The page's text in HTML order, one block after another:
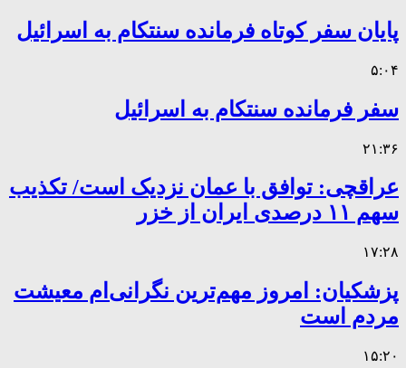
پایان سفر کوتاه فرمانده سنتکام به اسرائیل
۵:۰۴
سفر فرمانده سنتکام به اسرائیل
۲۱:۳۶
عراقچی: توافق با عمان نزدیک است/ تکذیب
سهم ۱۱ درصدی ایران از خزر
۱۷:۲۸
پزشکیان: امروز مهم‌ترین نگرانی‌ام معیشت
مردم است
۱۵:۲۰